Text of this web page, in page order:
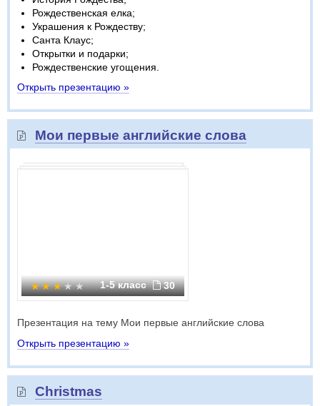
Рождественская елка;
Украшения к Рождеству;
Санта Клаус;
Открытки и подарки;
Рождественские угощения.
Открыть презентацию »
Мои первые английские слова
1-5 класс 30
Презентация на тему Мои первые английские слова
Открыть презентацию »
Christmas